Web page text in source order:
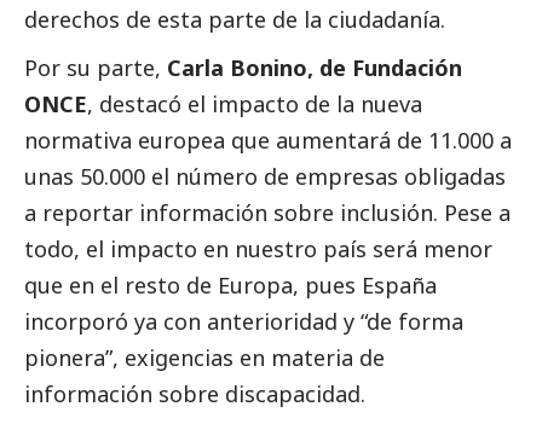
derechos de esta parte de la ciudadanía.
Por su parte, Carla Bonino, de Fundación
ONCE, destacó el impacto de la nueva
normativa europea que aumentará de 11.000 a
unas 50.000 el número de empresas obligadas
a reportar información sobre inclusión. Pese a
todo, el impacto en nuestro país será menor
que en el resto de Europa, pues España
incorporó ya con anterioridad y “de forma
pionera”, exigencias en materia de
información sobre discapacidad.